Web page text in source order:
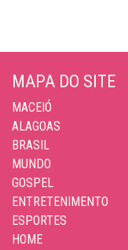
MAPA DO SITE
MACEIÓ
ALAGOAS
BRASIL
MUNDO
GOSPEL
ENTRETENIMENTO
ESPORTES
HOME